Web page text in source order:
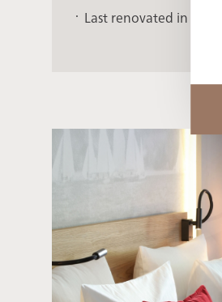
Last renovated in 2014